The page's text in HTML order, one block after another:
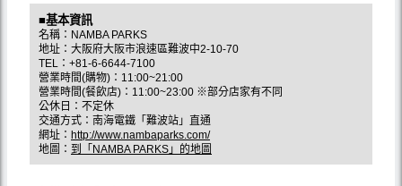
■基本資訊
名稱：NAMBA PARKS
地址：大阪府大阪市浪速區難波中2-10-70
TEL：+81-6-6644-7100
營業時間(購物)：11:00~21:00
營業時間(餐飲店)：11:00~23:00 ※部分店家有不同
公休日：不定休
交通方式：南海電鐵「難波站」直通
網址： http://www.nambaparks.com/
地圖： 到「NAMBA PARKS」的地圖